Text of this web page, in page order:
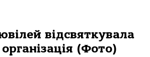
відсвяткувала
(Фото)